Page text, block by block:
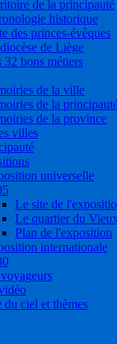
de la principauté
historique
des princes-évêques
de Liège
32 bons métiers
de la ville
de la
de la province
villes
universelle
Le site de
Le quartier du
Plan de l'exposition
internationale
du ciel et thèmes